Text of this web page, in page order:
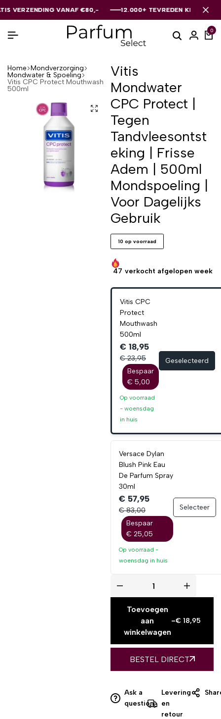
VANAF €80,- 12.000+ TEVREDEN KLANTEN
VANAF €80,- 12.000+ TEVREDEN KLANTEN
VANAF €80,- 12.000+ TEVREDEN KLANTEN
0
Home Mondverzorging
Mondwater & Spoeling
Vitis CPC Protect Mouthwash
500ml
Vitis
Mondwater
CPC Protect |
Tegen
Tandvleesontst
eking | Frisse
Adem | 500ml
Mondspoeling |
Voor Dagelijks
Gebruik
10 op voorraad
47 verkocht afgelopen week
Vitis CPC
Protect
Mouthwash
500ml
€ 18,95
€ 23,95
Bespaar
€ 5,00
Op voorraad
- woensdag
in huis
Geselecteerd
Versace Dylan
Blush Pink Eau
De Parfum Spray
30ml
€ 57,95
€ 83,00
Bespaar
€ 25,05
Op voorraad -
woensdag in huis
Selecteer
Toevoegen
aan
winkelwagen
-€ 18,95
BESTEL DIRECT
Ask a
question
Levering
en
retour